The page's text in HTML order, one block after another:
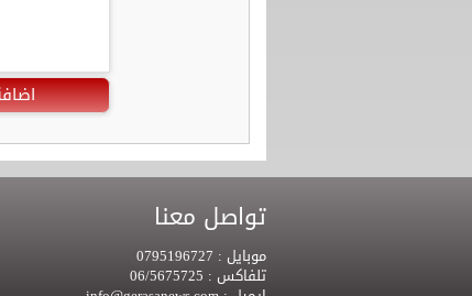
تواصل معنا
موبايل :
تلفاكس :